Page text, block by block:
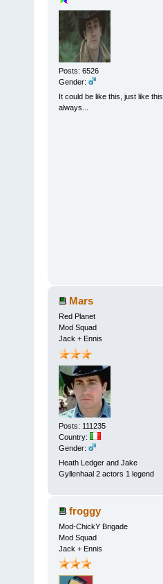
Posts: 6526
Gender:
It could be like this, just like this,
always...
Mars
Red Planet
Mod Squad
Jack + Ennis
Posts: 111235
Country:
Gender:
Heath Ledger and Jake
Gyllenhaal 2 actors 1 legend
froggy
Mod-ChickY Brigade
Mod Squad
Jack + Ennis